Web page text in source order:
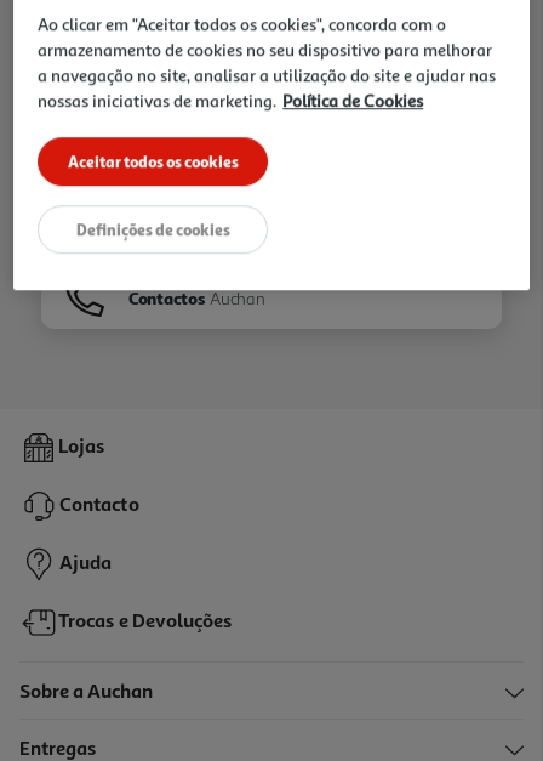
Ir para Homepage
Folhetos
Contactos Auchan
Lojas
Contacto
Ajuda
Trocas e Devoluções
Sobre a Auchan
Entregas
Ao clicar em "Aceitar todos os cookies", concorda com o
armazenamento de cookies no seu dispositivo para melhorar
a navegação no site, analisar a utilização do site e ajudar nas
nossas iniciativas de marketing. Política de Cookies
Aceitar todos os cookies
Definições de cookies